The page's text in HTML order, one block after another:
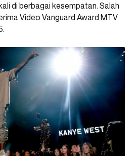
di berbagai kesempatan. Salah
Video Vanguard Award MTV